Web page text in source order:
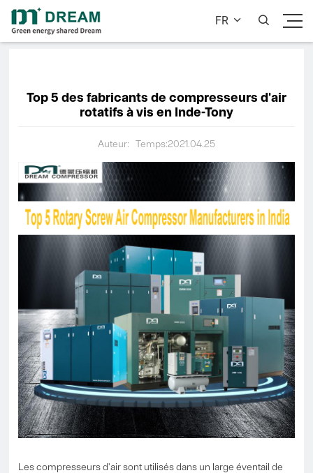
FR  
Top 5 des fabricants de compresseurs d'air
rotatifs à vis en Inde-Tony
Auteur: Temps:2021.04.25
Les compresseurs d'air sont utilisés dans un large éventail de